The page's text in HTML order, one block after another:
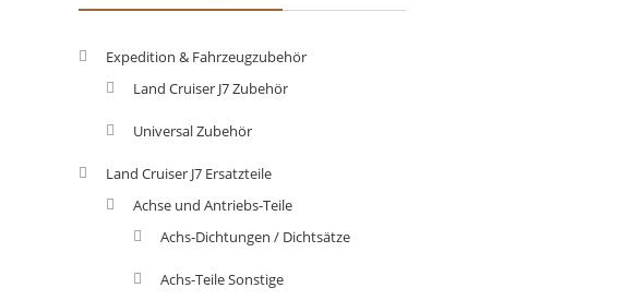
Expedition & Fahrzeugzubehör
Land Cruiser J7 Zubehör
Universal Zubehör
Land Cruiser J7 Ersatzteile
Achse und Antriebs-Teile
Achs-Dichtungen / Dichtsätze
Achs-Teile Sonstige